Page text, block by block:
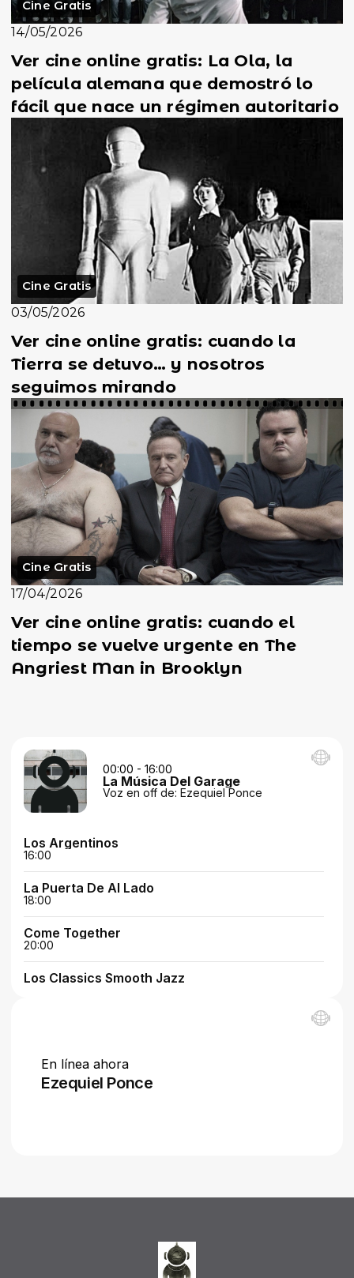
Cine Gratis
14/05/2026
Ver cine online gratis: La Ola, la
película alemana que demostró lo
fácil que nace un régimen autoritario
Cine Gratis
03/05/2026
Ver cine online gratis: cuando la
Tierra se detuvo… y nosotros
seguimos mirando
Cine Gratis
17/04/2026
Ver cine online gratis: cuando el
tiempo se vuelve urgente en The
Angriest Man in Brooklyn